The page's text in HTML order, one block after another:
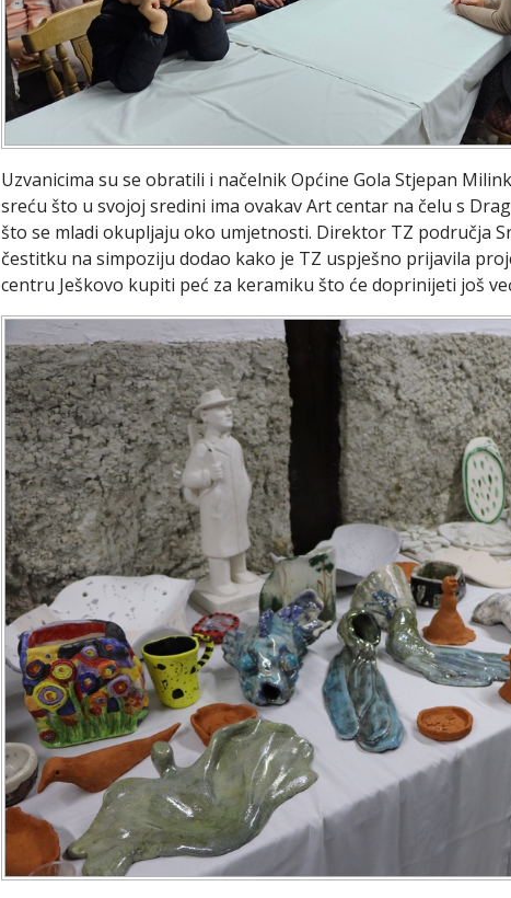
Uzvanicima su se obratili i načelnik Općine Gola Stjepan
sreću što u svojoj sredini ima ovakav Art centar na čelu s
što se mladi okupljaju oko umjetnosti. Direktor TZ područja
čestitku na simpoziju dodao kako je TZ uspješno prijavila
centru Ješkovo kupiti peć za keramiku što će doprinijeti još